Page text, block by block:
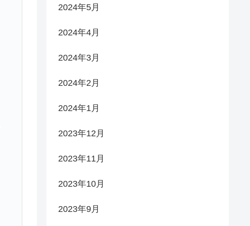
2024年5月
2024年4月
2024年3月
2024年2月
2024年1月
2023年12月
2023年11月
2023年10月
2023年9月